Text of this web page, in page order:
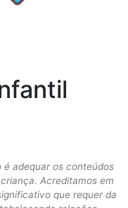
é adequar os conteúdos
Acreditamos em
que requer da